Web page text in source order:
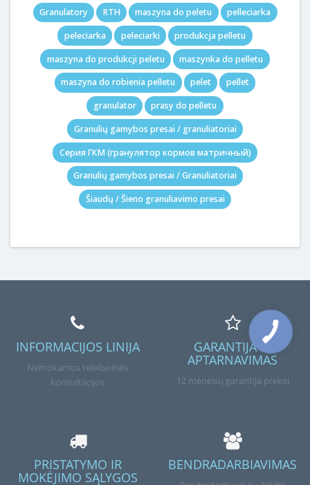
Granulatory RTH maszyna do peletu
pelleciarka
peleciarka
peleciarki
produkcja pelletu
maszyna do produkcji peletu
maszynka do pelletu
maszyna do robienia pelletu
pelet
pellet
granulator
prasy do pelletu
Granulių gamybos presai / granuliatoriai
Серия ГКМ (гранулятoр кoрмов матричный)
Granulių gamybos presai / Granuliatoriai
Šiaudų / Šieno granuliavimo presai
INFORMACIJOS LINIJA
Nemokamos telefoninės
konsultacijos
GARANTIJA IR
APTARNAVIMAS
12 mėnesių garantija prekei
PRISTATYMO IR
MOKĖJIMO SĄLYGOS
BENDRADARBIAVIMAS